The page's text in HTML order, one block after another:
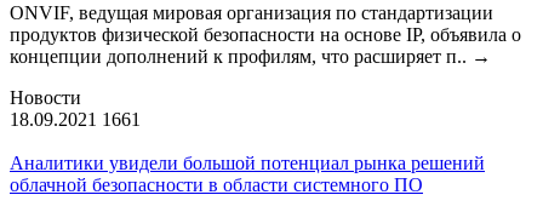
ONVIF, ведущая мировая организация по стандартизации
продуктов физической безопасности на основе IP, объявила о
концепции дополнений к профилям, что расширяет п.. →
Новости
18.09.2021 1661
Аналитики увидели большой потенциал рынка решений
облачной безопасности в области системного ПО